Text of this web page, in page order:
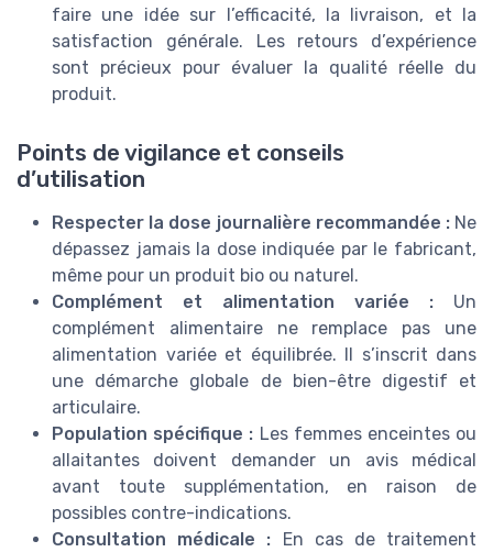
faire une idée sur l’efficacité, la livraison, et la
satisfaction générale. Les retours d’expérience
sont précieux pour évaluer la qualité réelle du
produit.
Points de vigilance et conseils
d’utilisation
Respecter la dose journalière recommandée :Ne
dépassez jamais la dose indiquée par le fabricant,
même pour un produit bio ou naturel.
Complément et alimentation variée : Un
complément alimentaire ne remplace pas une
alimentation variée et équilibrée. Il s’inscrit dans
une démarche globale de bien-être digestif et
articulaire.
Population spécifique : Les femmes enceintes ou
allaitantes doivent demander un avis médical
avant toute supplémentation, en raison de
possibles contre-indications.
Consultation médicale : En cas de traitement